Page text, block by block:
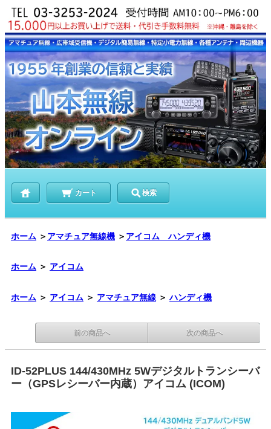
カート 検索
ホーム ＞ アマチュア無線機 ＞ アイコム ハンディ機
ホーム ＞ アイコム
ホーム ＞ アイコム ＞ アマチュア無線 ＞ ハンディ機
前の商品へ 次の商品へ
ID-52PLUS 144/430MHz 5Wデジタルトランシーバ
ー（GPSレシーバー内蔵）アイコム (ICOM)